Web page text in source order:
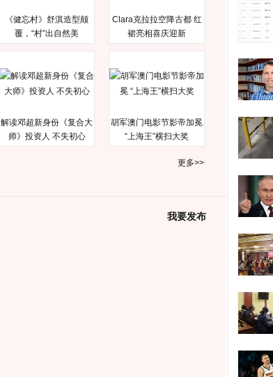
《健忘村》舒淇造型颠
覆，“村”出自然美
Clara克拉拉空降古都 红
裙亮相喜庆迎新
解读邓超新身份《复合大
师》投资人 不失初心
胡军澳门电影节影帝加冕
“上海王”横扫大奖
更多>>
我要发布